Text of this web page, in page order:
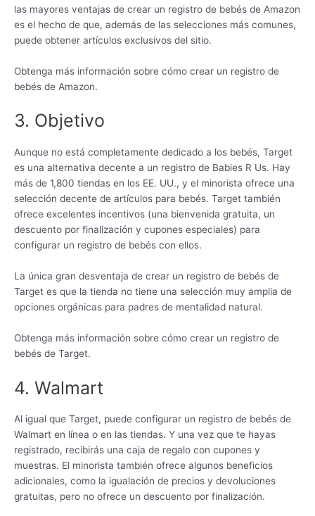
las mayores ventajas de crear un registro de bebés de Amazon
es el hecho de que, además de las selecciones más comunes,
puede obtener artículos exclusivos del sitio.
Obtenga más información sobre cómo crear un registro de
bebés de Amazon.
3. Objetivo
Aunque no está completamente dedicado a los bebés, Target
es una alternativa decente a un registro de Babies R Us. Hay
más de 1,800 tiendas en los EE. UU., y el minorista ofrece una
selección decente de artículos para bebés. Target también
ofrece excelentes incentivos (una bienvenida gratuita, un
descuento por finalización y cupones especiales) para
configurar un registro de bebés con ellos.
La única gran desventaja de crear un registro de bebés de
Target es que la tienda no tiene una selección muy amplia de
opciones orgánicas para padres de mentalidad natural.
Obtenga más información sobre cómo crear un registro de
bebés de Target.
4. Walmart
Al igual que Target, puede configurar un registro de bebés de
Walmart en línea o en las tiendas. Y una vez que te hayas
registrado, recibirás una caja de regalo con cupones y
muestras. El minorista también ofrece algunos beneficios
adicionales, como la igualación de precios y devoluciones
gratuitas, pero no ofrece un descuento por finalización.